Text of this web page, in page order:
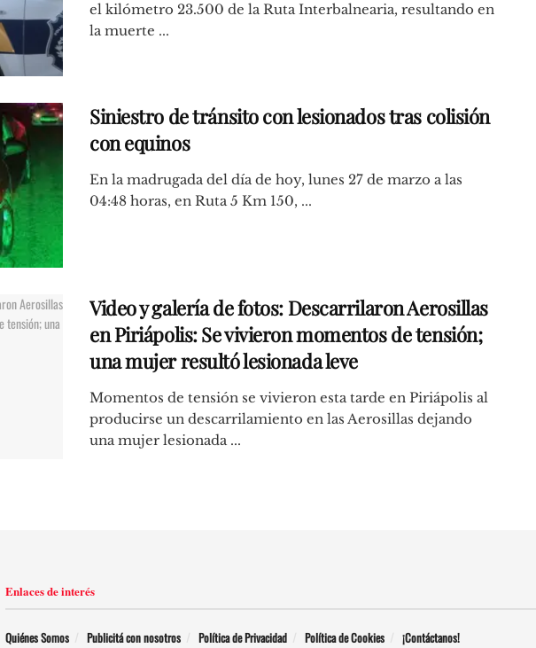
el kilómetro 23.500 de la Ruta Interbalnearia, resultando en
la muerte ...
Siniestro de tránsito con lesionados tras colisión
con equinos
En la madrugada del día de hoy, lunes 27 de marzo a las
04:48 horas, en Ruta 5 Km 150, ...
Video y galería de fotos: Descarrilaron Aerosillas
en Piriápolis: Se vivieron momentos de tensión;
una mujer resultó lesionada leve
Momentos de tensión se vivieron esta tarde en Piriápolis al
producirse un descarrilamiento en las Aerosillas dejando
una mujer lesionada ...
Enlaces de interés
Quiénes Somos Publicitá con nosotros Política de Privacidad Política de Cookies ¡Contáctanos!